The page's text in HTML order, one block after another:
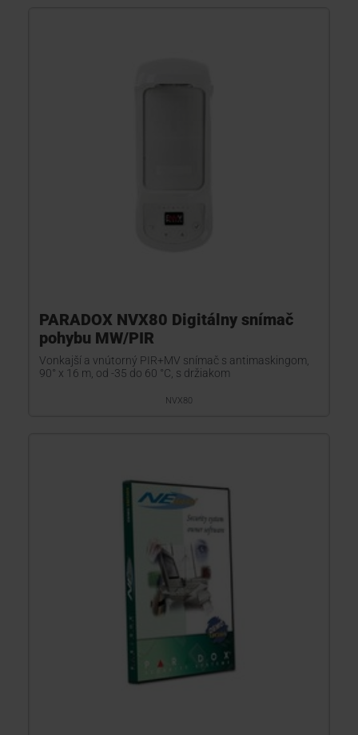
PARADOX NVX80 Digitálny snímač
pohybu MW/PIR
Vonkajší a vnútorný PIR+MV snímač s antimaskingom,
90° x 16 m, od -35 do 60 °C, s držiakom
NVX80